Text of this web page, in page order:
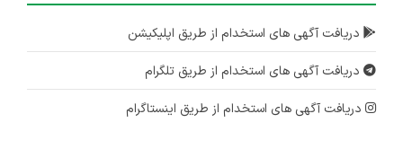
دریافت آگهی های استخدام از طریق اپلیکیشن
دریافت آگهی های استخدام از طریق تلگرام
دریافت آگهی های استخدام از طریق اینستاگرام